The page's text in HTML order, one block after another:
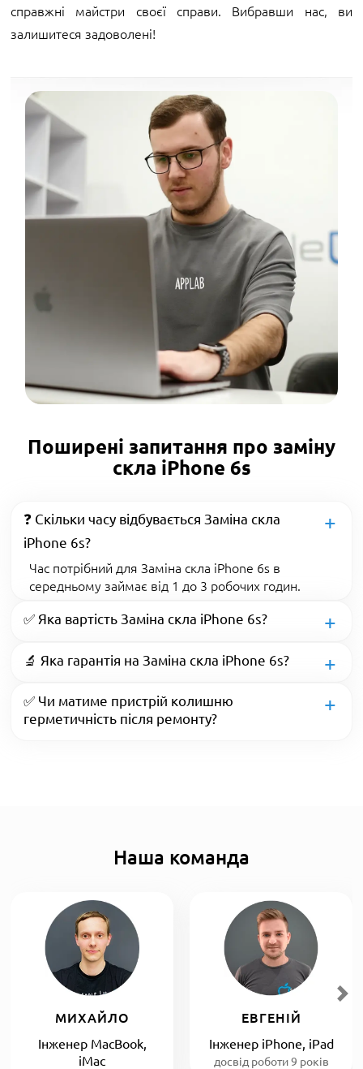
справжні майстри своєї справи. Вибравши нас, ви
залишитеся задоволені!
Поширені запитання про заміну
скла iPhone 6s
❓ Скільки часу відбувається Заміна скла
iPhone 6s?
Час потрібний для Заміна скла iPhone 6s в
середньому займає від 1 до 3 робочих годин.
✅ Яка вартість Заміна скла iPhone 6s?
🔬 Яка гарантія на Заміна скла iPhone 6s?
✅ Чи матиме пристрій колишню
герметичність після ремонту?
Наша команда
МИХАЙЛО
Інженер MacBook,
iMac
ЕВГЕНІЙ
Інженер iPhone, iPad
досвід роботи 9 років